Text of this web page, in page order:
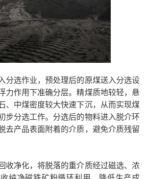
选作业，预处理后的原煤送入分选设
力作用下准确分层。精煤质地较轻，悬
、中煤密度较大快速下沉，从而实现煤
步分选工作。分选后的物料进入脱介环
去产品表面附着的介质，避免介质残留
净化，将脱落的重介质经过磁选、浓